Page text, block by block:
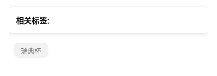
相关标签:
瑞典杯